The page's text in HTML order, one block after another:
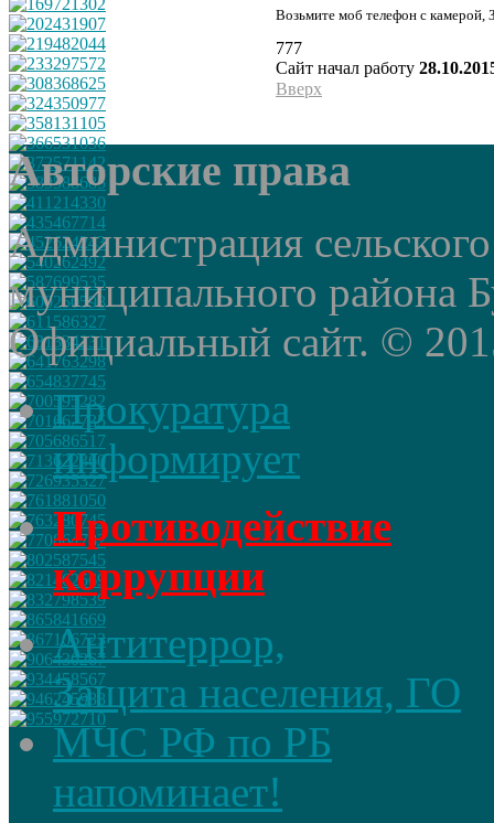
Возьмите моб телефон с камерой,
777
Сайт начал работу
Вверх
Авторские права
Администрация
муниципального района
Официальный сайт. ©
Прокуратура
информирует
Противодействие
коррупции
Антитеррор,
Защита населения, ГО
МЧС РФ по РБ
напоминает!